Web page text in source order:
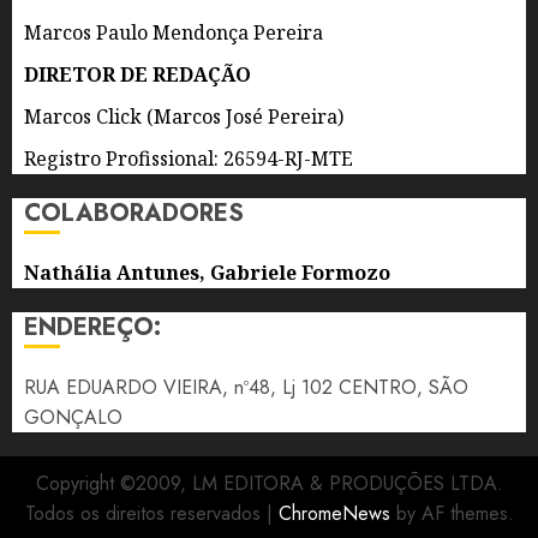
6 DE
DE 2026
Marcos Paulo Mendonça Pereira
DIRETOR DE REDAÇÃO
Marcos Click (Marcos José Pereira)
Registro Profissional: 26594-RJ-MTE
COLABORADORES
Nathália Antunes, Gabriele Formozo
ENDEREÇO:
RUA EDUARDO VIEIRA, nº48, Lj 102 CENTRO, SÃO
GONÇALO
Copyright ©2009, LM EDITORA & PRODUÇÕES LTDA.
Todos os direitos reservados | ChromeNews by AF themes.